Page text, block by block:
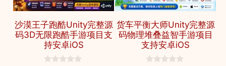
沙漠王子跑酷Unity完整源
码3D无限跑酷手游项目支
持安卓iOS
货车平衡大师Unity完整源
码物理堆叠益智手游项目
支持安卓iOS